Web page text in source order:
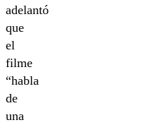
adelantó
que
el
filme
“habla
de
una